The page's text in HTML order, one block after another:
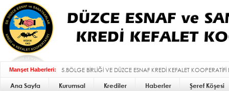
Manşet Haberleri:
5.BÖLGE BİRLİĞİ VE DÜZCE ESNAF KREDİ KEFALET
BAYRAMI MESAJI :
Ana Sayfa Kurumsal Krediler Haberler Şeref Köşesi